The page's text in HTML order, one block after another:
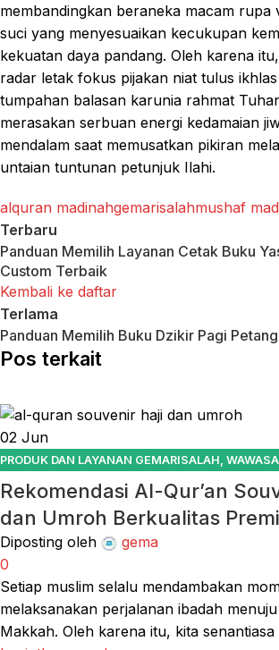
membandingkan beraneka macam rupa
suci yang menyesuaikan kecukupan
kekuatan daya pandang. Oleh karena
radar letak fokus pijakan niat tulus
tumpahan balasan karunia rahmat
merasakan serbuan energi kedamaian
mendalam saat memusatkan pikiran
untaian tuntunan petunjuk Ilahi.
alquran madinahgemarisalahmushaf
Terbaru
Panduan Memilih Layanan Cetak Buku
Custom Terbaik
Kembali ke daftar
Terlama
Panduan Memilih Buku Dzikir Pagi
Pos terkait
02 Jun
PRODUK DAN LAYANAN GEMARISALAH
Rekomendasi Al-Qur’an
dan Umroh Berkualitas
Diposting oleh
gema
0
Setiap muslim selalu mendambakan
melaksanakan perjalanan ibadah
Makkah. Oleh karena itu, kita senantiasa